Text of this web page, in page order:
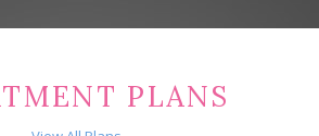
PLANS